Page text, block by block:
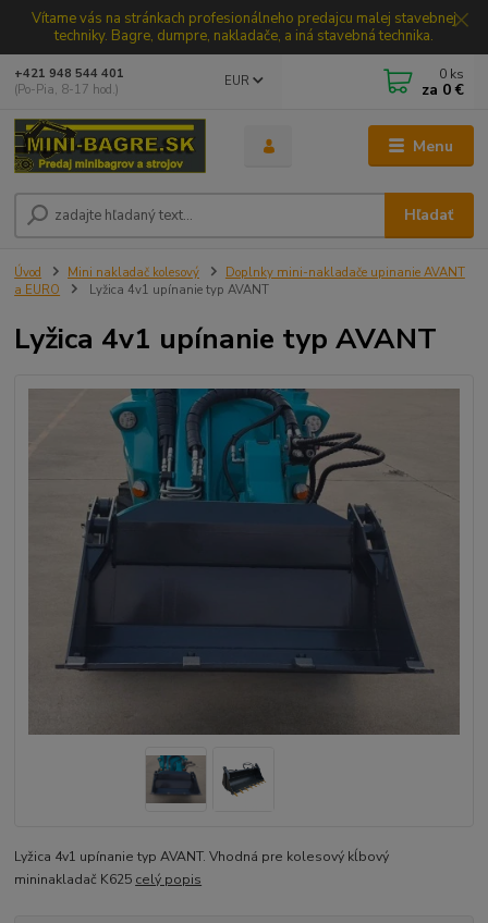
Vítame vás na stránkach profesionálneho predajcu malej stavebnej
techniky. Bagre, dumpre, nakladače, a iná stavebná technika.
Menu
EUR
Hľadať
+421 948 544 401
(Po-Pia, 8-17 hod.)
0 ks
za 0 €
Úvod Mini nakladač kolesový
Doplnky mini-nakladače upinanie AVANT
a EURO
Lyžica 4v1 upínanie typ AVANT
Lyžica 4v1 upínanie typ AVANT
Lyžica 4v1 upínanie typ AVANT. Vhodná pre kolesový kĺbový
mininakladač K625 celý popis